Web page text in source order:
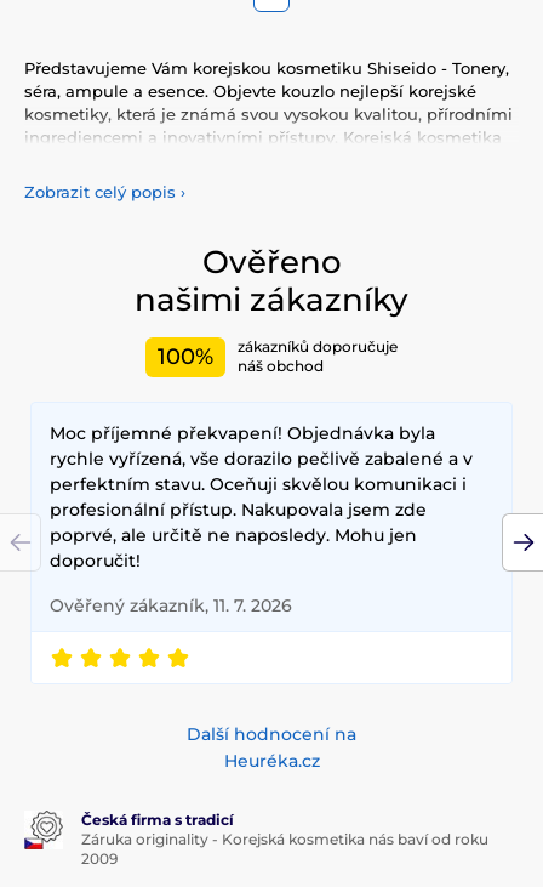
Představujeme Vám korejskou kosmetiku Shiseido - Tonery,
séra, ampule a esence. Objevte kouzlo nejlepší korejské
kosmetiky, která je známá svou vysokou kvalitou, přírodními
ingrediencemi a inovativními přístupy. Korejská kosmetika
Vyzkoušejte tonery, séra, esence, pleťové krémy, vše pro
odlíčení a čištění pleti. Korejská kosmetika se také
opalovacími krémy. Doporučujeme také vyzkoušet péči o
vlasy, jako jsou šampony, kondicionery, masky, oleje a další.
Nesmíme zapomenout také na dekorativní kosmetiku pro
Mezi nejčastěji používané ingredience patří šnečí extrakt,
elasticitu. Hlavními benefity korejské kosmetiky jsou
dlouhodobé výsledky, přírodní složení a inovativní
technologie, které zajišťují zdravou a zářivou pleť.
Zobrazit celý popis ›
Ověřeno
našimi zákazníky
100%
zákazníků doporučuje
náš obchod
Moc příjemné překvapení! Objednávka byla
rychle vyřízená, vše dorazilo pečlivě zabalené a v
perfektním stavu. Oceňuji skvělou komunikaci i
profesionální přístup. Nakupovala jsem zde
poprvé, ale určitě ne naposledy. Mohu jen
doporučit!
Ověřený zákazník, 11. 7. 2026
Další hodnocení na
Heuréka.cz
Česká firma s tradicí
Záruka originality - Korejská kosmetika nás baví od roku
2009